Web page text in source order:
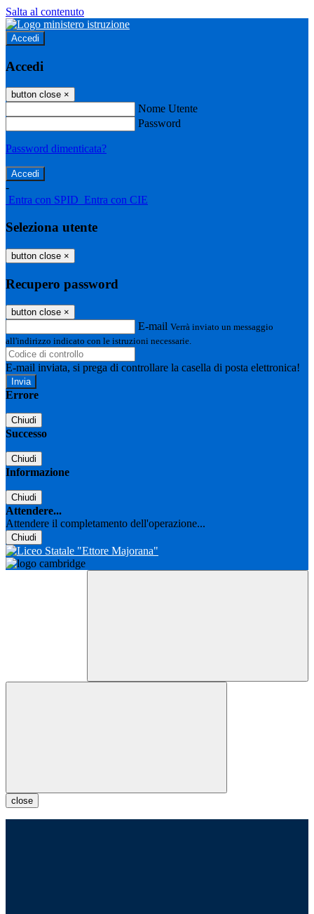
Salta al contenuto
Accedi
Accedi
button close ×
Nome Utente
Password
Password dimenticata?
-
Entra con SPID Entra con CIE
Seleziona utente
button close ×
Recupero password
button close ×
E-mail Verrà inviato un messaggio
all'indirizzo indicato con le istruzioni necessarie.
E-mail inviata, si prega di controllare la casella di posta elettronica!
Errore
Chiudi
Successo
Chiudi
Informazione
Chiudi
Attendere...
Attendere il completamento dell'operazione...
Chiudi
close